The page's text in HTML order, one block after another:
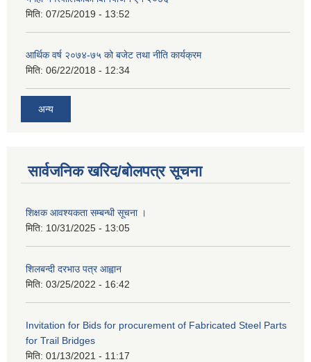
मिति: 07/25/2019 - 13:52
आर्थिक वर्ष २०७४-७५ को बजेट तथा नीति कार्यक्रम
मिति: 06/22/2018 - 12:34
अन्य
सार्वजनिक खरिद/बोलपत्र सूचना
शिक्षक आवश्यकता सम्बन्धी सूचना ।
मिति: 10/31/2025 - 13:05
शिलबन्दी दरभाउ पत्र आह्वान
मिति: 03/25/2022 - 16:42
Invitation for Bids for procurement of Fabricated Steel Parts
for Trail Bridges
मिति: 01/13/2021 - 11:17